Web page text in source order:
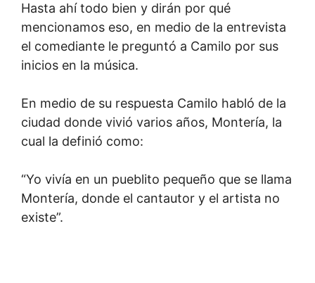
Hasta ahí todo bien y dirán por qué
mencionamos eso, en medio de la entrevista
el comediante le preguntó a Camilo por sus
inicios en la música.
En medio de su respuesta Camilo habló de la
ciudad donde vivió varios años, Montería, la
cual la definió como:
“Yo vivía en un pueblito pequeño que se llama
Montería, donde el cantautor y el artista no
existe”.